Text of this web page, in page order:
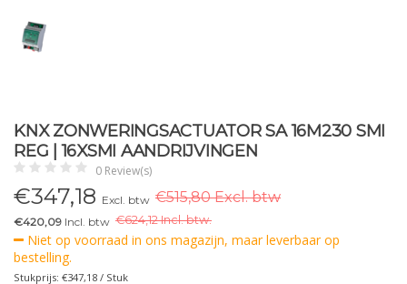
KNX ZONWERINGSACTUATOR SA 16M230 SMI
REG | 16XSMI AANDRIJVINGEN
0 Review(s)
€347,18 Excl. btw €515,80 Excl. btw
€420,09 Incl. btw €624,12 Incl. btw.
Niet op voorraad in ons magazijn, maar leverbaar op
bestelling.
Stukprijs: €347,18 / Stuk